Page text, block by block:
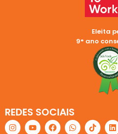
Eleita
9° ano
REDES SOCIAIS